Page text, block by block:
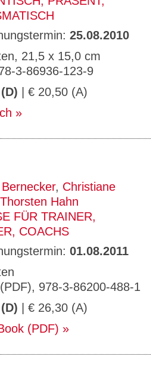
25.08.2010
21,5 x 15,0 cm
3-86936-123-9
| € 20,50 (A)
, Christiane
Thorsten Hahn
FÜR TRAINER,
COACHS
01.08.2011
978-3-86200-488-1
| € 26,30 (A)
(PDF)